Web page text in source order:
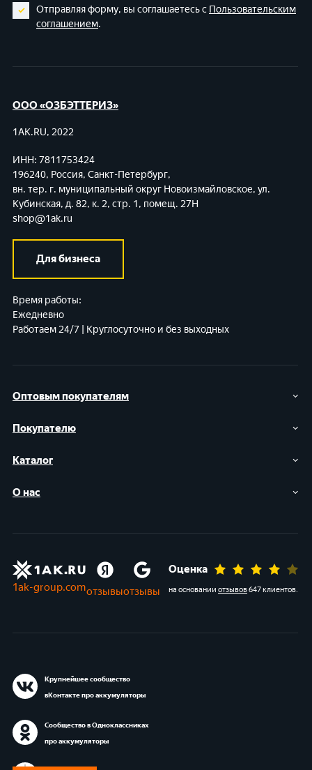
Отправляя форму, вы соглашаетесь с Пользовательским
соглашением.
Оптовым покупателям
Покупателю
Каталог
О нас
ООО «ОЗБЭТТЕРИЗ»
1AK.RU, 2022
ИНН: 7811753424
196240, Россия, Санкт-Петербург,
вн. тер. г. муниципальный округ Новоизмайловское, ул.
Кубинская, д. 82, к. 2, стр. 1, помещ. 27Н
shop@1ak.ru
Для бизнеса
Время работы:
Ежедневно
Работаем 24/7 | Круглосуточно и без выходных
1ak-group.comотзывыотзывы
Оценка
на основании отзывов647 клиентов.
Крупнейшее сообщество
вКонтакте про аккумуляторы
Сообщество в Одноклассниках
про аккумуляторы